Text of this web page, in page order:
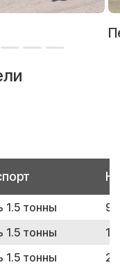
1.5 тонны
1.5 тонны
1.5 тонны